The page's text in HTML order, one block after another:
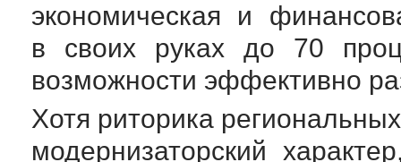
экономическая и
в своих руках до 70
возможности эффективно
Хотя риторика
модернизаторский